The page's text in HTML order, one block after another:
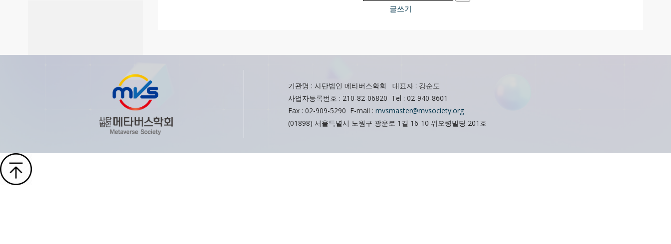
글쓰기
기관명 : 사단법인 메타버스학회 대표자 : 강순도
사업자등록번호 : 210-82-06820 Tel : 02-940-8601
Fax : 02-909-5290 E-mail :mvsmaster@mvsociety.org
(01898) 서울특별시 노원구 광운로 1길 16-10 위오령빌딩 201호